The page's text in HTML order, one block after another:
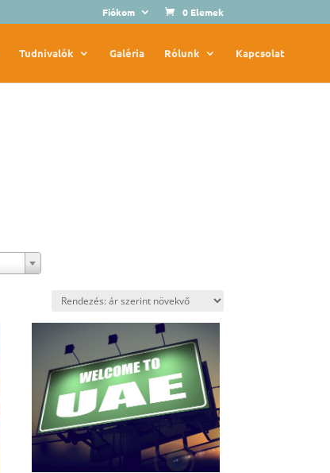
Fiókom 0 Elemek
Tudnivalók Galéria Rólunk Kapcsolat